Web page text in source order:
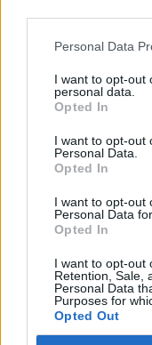
Personal Data
I want to opt-out
personal data.
Opted In
I want to opt-out
Personal Data.
Opted In
I want to opt-out
Personal Data
Opted In
I want to opt-out
Retention, Sale,
Personal Data
Purposes for
Opted Out
προστασίας και
05/08/2026 19:22